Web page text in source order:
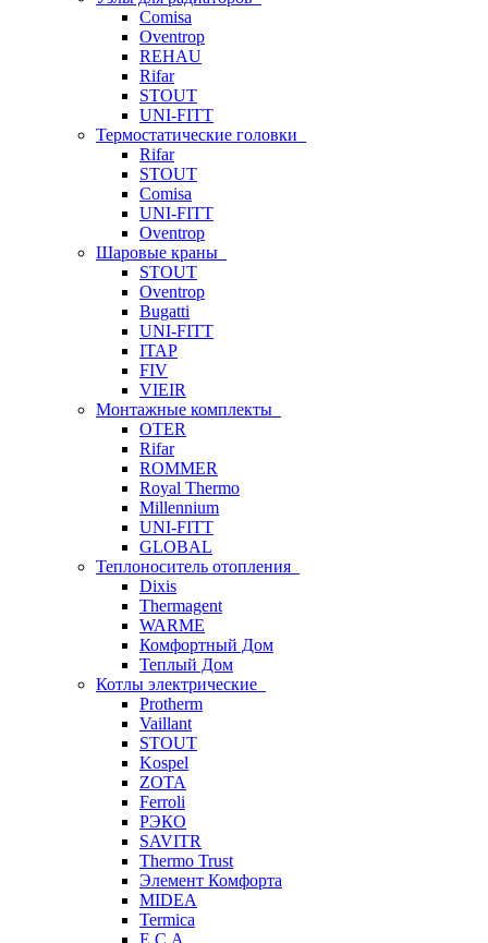
Comisa
Oventrop
REHAU
Rifar
STOUT
UNI-FITT
Термостатические головки
Rifar
STOUT
Comisa
UNI-FITT
Oventrop
Шаровые краны
STOUT
Oventrop
Bugatti
UNI-FITT
ITAP
FIV
VIEIR
Монтажные комплекты
OTER
Rifar
ROMMER
Royal Thermo
Millennium
UNI-FITT
GLOBAL
Теплоноситель отопления
Dixis
Thermagent
WARME
Комфортный Дом
Теплый Дом
Котлы электрические
Protherm
Vaillant
STOUT
Kospel
ZOTA
Ferroli
РЭКО
SAVITR
Thermo Trust
Элемент Комфорта
MIDEA
Termica
E.C.A